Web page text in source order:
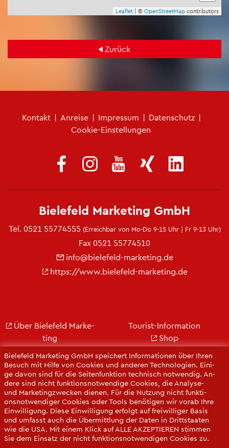
Leaf­let | © Open­Street­Map con­tri­bu­tors
Zu­rück
Kon­takt | An­rei­se | Im­pres­sum | Da­ten­schutz |
Coo­kie-Ein­stel­lun­gen
Bie­le­feld Mar­ke­ting GmbH spei­chert In­for­ma­tio­nen über Ihren
Be­such mit Hilfe von Coo­kies und an­de­ren Tech­no­lo­gi­en. Ei­ni­
ge davon sind für die Sei­ten­funk­ti­on tech­nisch not­wen­dig. An­
de­re sind nicht funk­ti­ons­not­wen­di­ge Coo­kies, die Ana­ly­se-
und Mar­ke­ting­zwe­cken die­nen. Für die Nut­zung nicht funk­ti­
ons­not­wen­di­ger Coo­kies oder Tools be­nö­ti­gen wir vorab Ihre
Ein­wil­li­gung. Diese Ein­wil­li­gung er­folgt auf frei­wil­li­ger Basis
und um­fasst auch die Über­mitt­lung der Daten in Dritt­staa­ten
wie die USA. Mit einem Klick auf ALLE AK­ZEP­TIE­REN stim­men
Sie dem Ein­satz der nicht funk­ti­ons­not­wen­di­gen Coo­kies zu.
Bie­le­feld Mar­ke­ting GmbH
Tel. 0521 55774555 (Er­reich­bar von Mo-Do 9-15 Uhr | Fr 9-13 Uhr)
Fax 0521 55774510
info@​bielefeld-​marketing.​de
https://​www.​bielefeld-​marketing.​de
Über Bie­le­feld Mar­ke­
ting
Jobs
Kon­takt
Ge­schäfts­be­richt
Pres­se
Tou­rist-In­for­ma­ti­on
Shop
City Bie­le­feld
Bie­le­feld-Gut­schein
Web­cams